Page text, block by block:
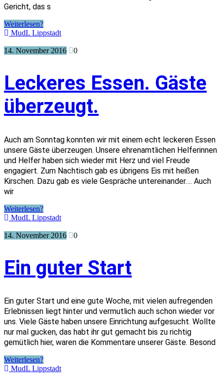
Gericht, das s
Weiterlesen?
MudL Lippstadt
14. November 2016 0
Leckeres Essen. Gäste
überzeugt.
Auch am Sonntag konnten wir mit einem echt leckeren Essen
unsere Gäste überzeugen. Unsere ehrenamtlichen Helferinnen
und Helfer haben sich wieder mit Herz und viel Freude
engagiert. Zum Nachtisch gab es übrigens Eis mit heißen
Kirschen. Dazu gab es viele Gespräche untereinander…. Auch
wir
Weiterlesen?
MudL Lippstadt
14. November 2016 0
Ein guter Start
Ein guter Start und eine gute Woche, mit vielen aufregenden
Erlebnissen liegt hinter und vermutlich auch schon wieder vor
uns. Viele Gäste haben unsere Einrichtung aufgesucht. Wollte
nur mal gucken, das habt ihr gut gemacht bis zu richtig
gemütlich hier, waren die Kommentare unserer Gäste. Besond
Weiterlesen?
MudL Lippstadt